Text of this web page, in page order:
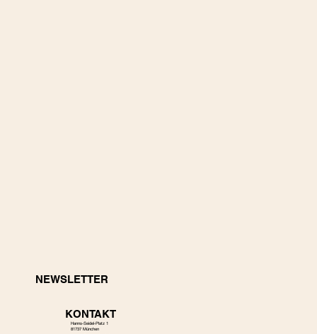
KONTAKT
Hanns-Seidel-Platz 1
81737 München
NEWSLETTER